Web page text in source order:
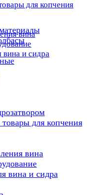
для копчения
вина
и сидра
для копчения
вина
вина и сидра